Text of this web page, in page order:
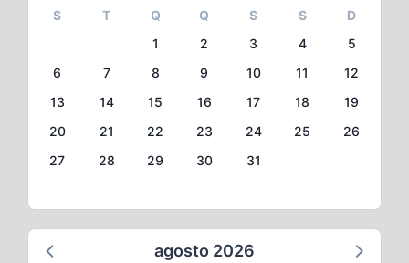
S T Q Q S S
D
1
2 3 4
5
6
7 8 9 10 11
12
13
14 15 16 17 18
19
20
21 22 23 24 25
26
27
28 29 30 31
agosto 2026